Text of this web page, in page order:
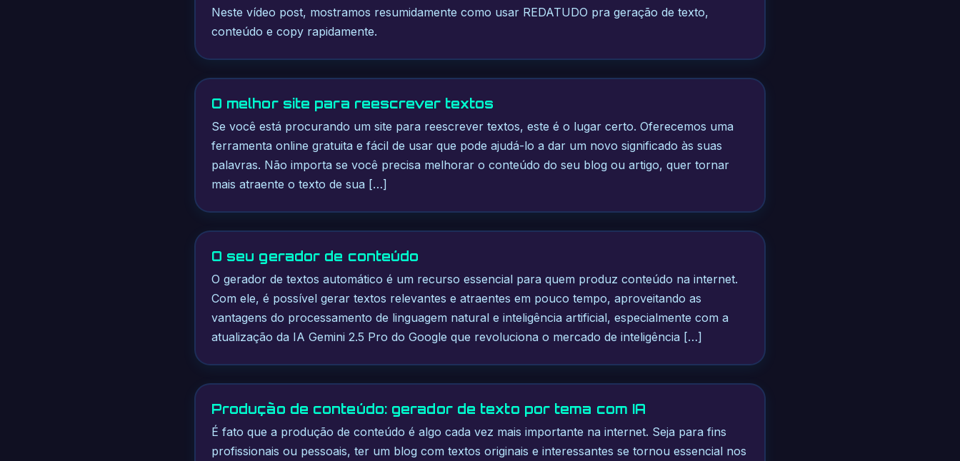
Neste vídeo post, mostramos resumidamente como usar REDATUDO pra geração de texto,
conteúdo e copy rapidamente.
O melhor site para reescrever textos
Se você está procurando um site para reescrever textos, este é o lugar certo. Oferecemos uma
ferramenta online gratuita e fácil de usar que pode ajudá-lo a dar um novo significado às suas
palavras. Não importa se você precisa melhorar o conteúdo do seu blog ou artigo, quer tornar
mais atraente o texto de sua […]
O seu gerador de conteúdo
O gerador de textos automático é um recurso essencial para quem produz conteúdo na internet.
Com ele, é possível gerar textos relevantes e atraentes em pouco tempo, aproveitando as
vantagens do processamento de linguagem natural e inteligência artificial, especialmente com a
atualização da IA Gemini 2.5 Pro do Google que revoluciona o mercado de inteligência […]
Produção de conteúdo: gerador de texto por tema com IA
É fato que a produção de conteúdo é algo cada vez mais importante na internet. Seja para fins
profissionais ou pessoais, ter um blog com textos originais e interessantes se tornou essencial nos